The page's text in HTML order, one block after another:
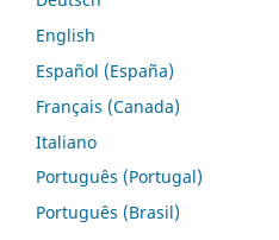
English
Español (España)
Français (Canada)
Italiano
Português (Portugal)
Português (Brasil)